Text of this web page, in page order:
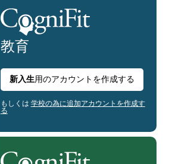
教育
新入生用のアカウントを作成する
もしくは 学校の為に追加アカウントを作成す
る